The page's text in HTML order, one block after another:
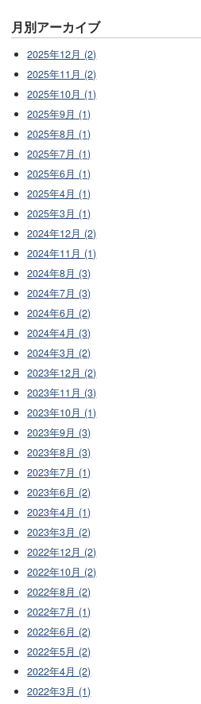
月別アーカイブ
2025年12月 (2)
2025年11月 (2)
2025年10月 (1)
2025年9月 (1)
2025年8月 (1)
2025年7月 (1)
2025年6月 (1)
2025年4月 (1)
2025年3月 (1)
2024年12月 (2)
2024年11月 (1)
2024年8月 (3)
2024年7月 (3)
2024年6月 (2)
2024年4月 (3)
2024年3月 (2)
2023年12月 (2)
2023年11月 (3)
2023年10月 (1)
2023年9月 (3)
2023年8月 (3)
2023年7月 (1)
2023年6月 (2)
2023年4月 (1)
2023年3月 (2)
2022年12月 (2)
2022年10月 (2)
2022年8月 (2)
2022年7月 (1)
2022年6月 (2)
2022年5月 (2)
2022年4月 (2)
2022年3月 (1)